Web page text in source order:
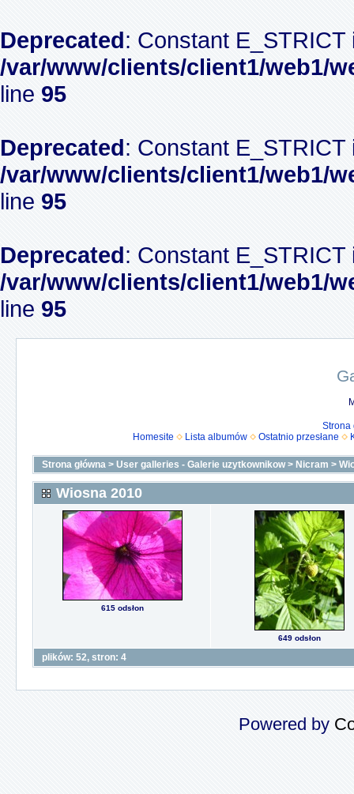
Deprecated: Constant
/var/www/clients/client1/web1/
line 95
Deprecated: Constant
/var/www/clients/client1/web1/
line 95
Deprecated: Constant
/var/www/clients/client1/web1/
line 95
Strona
Homesite
Lista albumów Ostatnio przesłane
Strona główna > User galleries - Galerie uzytkownikow> Nicram >
Wiosna 2010
615 odsłon
649 odsłon
plików: 52, stron: 4
Powered by